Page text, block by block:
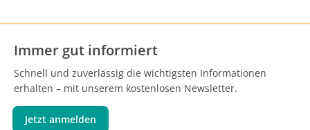
Immer gut informiert
Schnell und zuverlässig die wichtigsten Informationen
erhalten – mit unserem kostenlosen Newsletter.
Jetzt anmelden